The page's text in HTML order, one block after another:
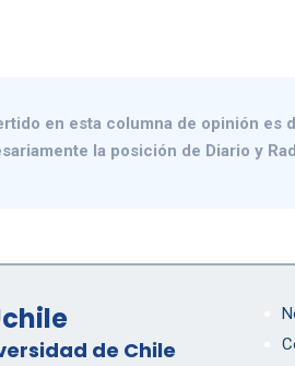
en esta columna de opinión es
la posición de Diario y
de Chile